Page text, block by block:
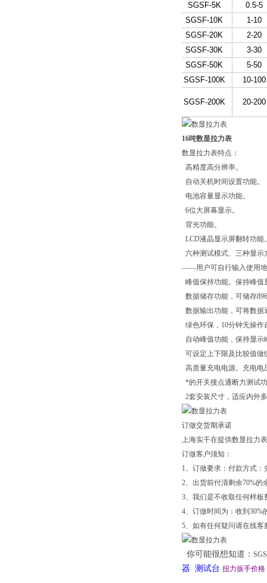
SGSF-5K
0.5-5
SGSF-10K
1-10
SGSF-20K
2-20
SGSF-30K
3-30
SGSF-50K
5-50
SGSF-100K
10-100
SGSF-200K 20-200
16吨数显拉力表
数显拉力表特点：
高精度高分辨率。
自动关机时间设置功能。
电池容量显示功能。
6位大屏幕显示。
背光功能。
LCD液晶显示屏翻转功能
六种测试模式、三种显
——用户可自行输入使用地
峰值保持功能。保持峰值
数据储存功能，可储存
数据输出功能，可将数
绿色环保，10分钟无操
自动峰值功能，保持显示
可设定上下限及比较值做
高质量充电电源。充电电
*的开关接点通断力测试
2套安装尺寸，适应内外
订做交货期承诺
上海实干在提供数显拉力
订做客户须知：
1、订做要求：付款方式：
2、出货前付清剩余70%的
3、我们是不收取任何样板
4、订做时间为：收到30%
5、如有任何疑问请在线客
你可能很想知道：
器 测试台 扭力扳手价格